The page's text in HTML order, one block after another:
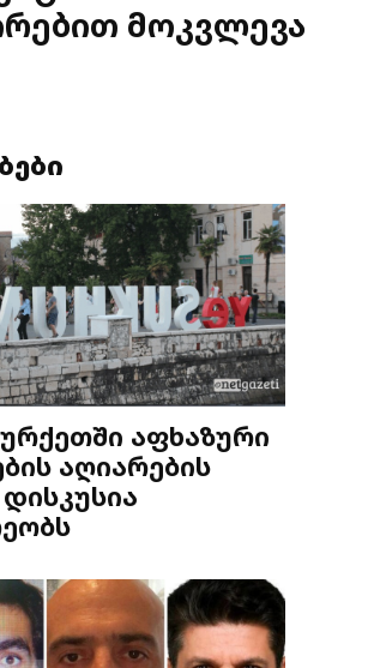
მოკვლევა
აფხაზური
აღიარების